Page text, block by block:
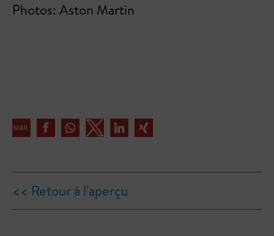
Photos: Aston Martin
<< Retour à l'aperçu